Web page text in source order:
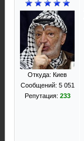
Откуда: Киев
Сообщений: 5 051
Репутация: 233